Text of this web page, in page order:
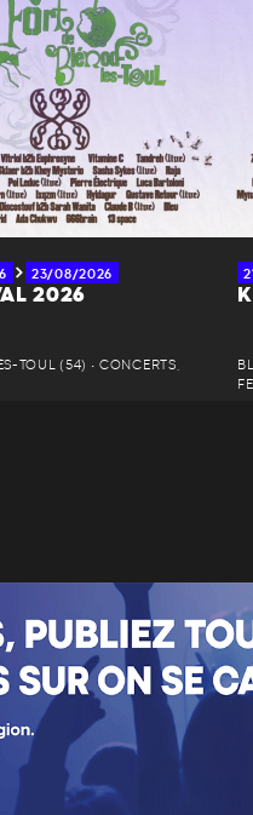
23/08/2026
2026
TOUL (54) • CONCERTS,